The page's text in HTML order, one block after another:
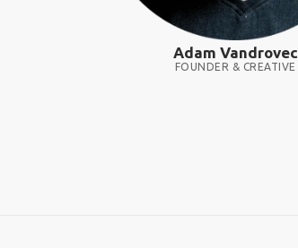
Adam Vandrovec
FOUNDER & CREATIVE